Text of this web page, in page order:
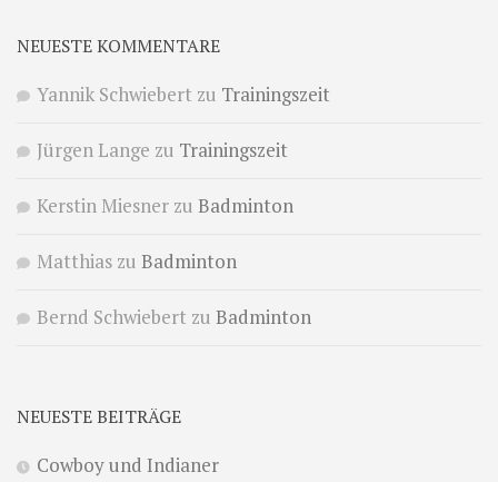
NEUESTE KOMMENTARE
Yannik Schwiebert zu Trainingszeit
Jürgen Lange zu Trainingszeit
Kerstin Miesner zu Badminton
Matthias zu Badminton
Bernd Schwiebert zu Badminton
NEUESTE BEITRÄGE
Cowboy und Indianer